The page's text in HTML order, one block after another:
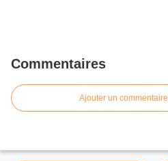
Commentaires
Ajouter un commentaire